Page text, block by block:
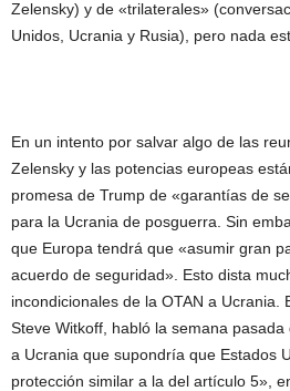
Zelensky) y de «trilaterales»
Unidos, Ucrania y Rusia), pero nada
En un intento por salvar algo de las
Zelensky y las potencias europeas
promesa de Trump de «garantías de
para la Ucrania de posguerra. Sin
que Europa tendrá que «asumir gran
acuerdo de seguridad». Esto dista
incondicionales de la OTAN a Ucrania.
Steve Witkoff, habló la semana
a Ucrania que supondría que Estados
protección similar a la del artículo 5»,